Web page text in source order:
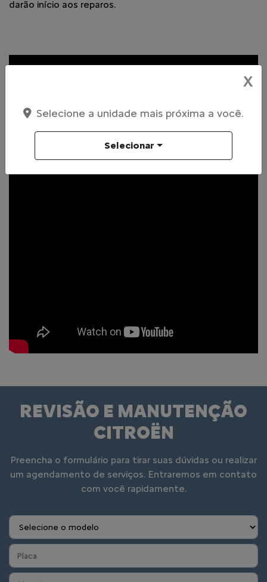
darão início aos reparos.
REVISÃO E MANUTENÇÃO
CITROËN
Preencha o formulário para tirar suas dúvidas ou realizar
um agendamento de serviços. Entraremos em contato
com você rapidamente.
X
Selecione a unidade mais próxima a você.
Selecionar